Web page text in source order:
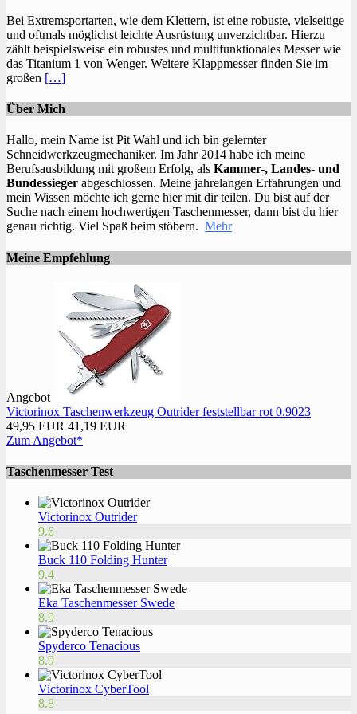
Bei Extremsportarten, wie dem Klettern, ist eine robuste, vielseitige
und oftmals möglichst leichte Ausrüstung unverzichtbar. Hierzu
zählt beispielsweise ein robustes und multifunktionales Messer wie
das Titanium 1 von Wenger. Weitere Klappmesser finden Sie im
großen […]
Über Mich
Hallo, mein Name ist Pit Wahl und ich bin gelernter
Schneidwerkzeugmechaniker. Im Jahr 2014 habe ich meine
Berufsausbildung mit großem Erfolg, als Kammer-, Landes- und
Bundessieger abgeschlossen. Meine jahrelangen Erfahrungen und
mein Wissen möchte ich gerne hier mit dir teilen. Du bist auf der
Suche nach einem hochwertigen Taschenmesser, dann bist du hier
genau richtig. Viel Spaß beim stöbern. Mehr
Meine Empfehlung
Angebot
Victorinox Taschenwerkzeug Outrider feststellbar rot 0.9023
49,95 EUR 41,19 EUR
Zum Angebot*
Taschenmesser Test
Victorinox Outrider
9.6
Buck 110 Folding Hunter
9.4
Eka Taschenmesser Swede
8.9
Spyderco Tenacious
8.9
Victorinox CyberTool
8.8